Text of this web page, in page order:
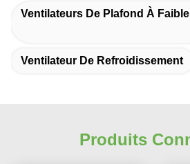
Ventilateurs De Plafond À
Ventilateur De Refroidissement
Produits